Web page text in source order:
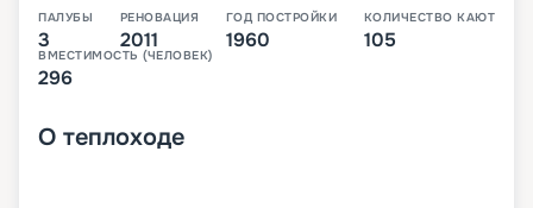
ПАЛУБЫ
3
РЕНОВАЦИЯ
2011
ГОД ПОСТРОЙКИ
1960
КОЛИЧЕСТВО КАЮТ
105
ВМЕСТИМОСТЬ (ЧЕЛОВЕК)
296
О теплоходе